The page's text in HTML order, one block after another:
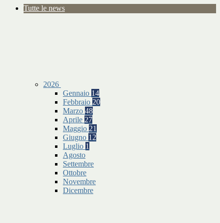
Tutte le news
2026
Gennaio 14
Febbraio 20
Marzo 48
Aprile 27
Maggio 21
Giugno 12
Luglio 1
Agosto
Settembre
Ottobre
Novembre
Dicembre